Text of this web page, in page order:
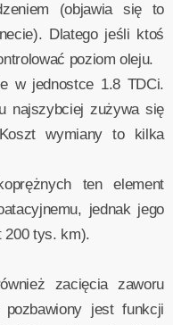
(objawia się to
Dlatego jeśli ktoś
poziom oleju.
w jednostce 1.8 TDCi.
najszybciej zużywa się
wymiany to kilka
ten element
jednak jego
200 tys. km).
zacięcia zaworu
jest funkcji